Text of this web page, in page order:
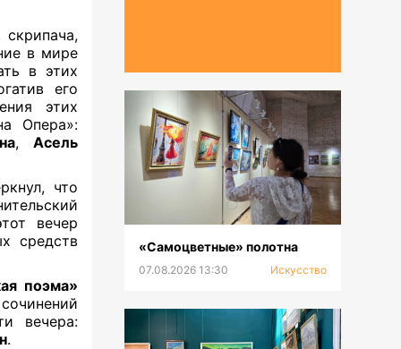
в мире
в этих
его
этих
Опера»:
, Асель
что
вечер
средств
поэма»
вечера:
.
«Самоцветные» полотна
07.08.2026 13:30 Искусство